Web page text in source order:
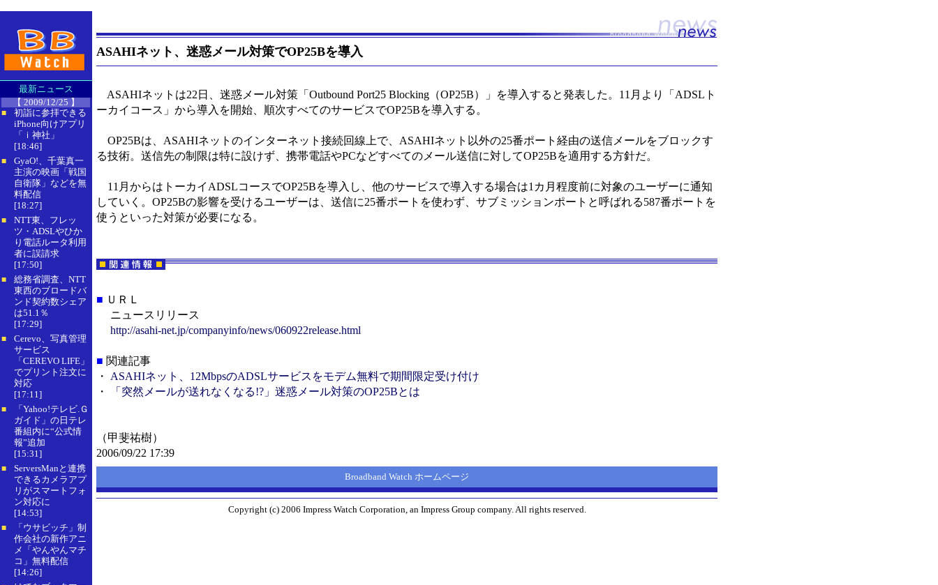
最新ニュース
【 2009/12/25 】
■
初詣に参拝できる
iPhone向けアプリ
「ｉ神社」
[18:46]
■
GyaO!、千葉真一
主演の映画「戦国
自衛隊」などを無
料配信
[18:27]
■
NTT東、フレッ
ツ・ADSLやひか
り電話ルータ利用
者に誤請求
[17:50]
■
総務省調査、NTT
東西のブロードバ
ンド契約数シェア
は51.1％
[17:29]
■
Cerevo、写真管理
サービス
「CEREVO LIFE」
でプリント注文に
対応
[17:11]
■
「Yahoo!テレビ.Ｇ
ガイド」の日テレ
番組内に“公式情
報”追加
[15:31]
■
ServersManと連携
できるカメラアプ
リがスマートフォ
ン対応に
[14:53]
■
「ウサビッチ」制
作会社の新作アニ
メ「やんやんマチ
コ」無料配信
[14:26]
ASAHIネット、迷惑メール対策でOP25Bを導入
ASAHIネットは22日、迷惑メール対策「Outbound Port25 Blocking（OP25B）」を導入すると発表した。11月より「ADSLト
ーカイコース」から導入を開始、順次すべてのサービスでOP25Bを導入する。
OP25Bは、ASAHIネットのインターネット接続回線上で、ASAHIネット以外の25番ポート経由の送信メールをブロックす
る技術。送信先の制限は特に設けず、携帯電話やPCなどすべてのメール送信に対してOP25Bを適用する方針だ。
11月からはトーカイADSLコースでOP25Bを導入し、他のサービスで導入する場合は1カ月程度前に対象のユーザーに通知
していく。OP25Bの影響を受けるユーザーは、送信に25番ポートを使わず、サブミッションポートと呼ばれる587番ポートを
使うといった対策が必要になる。
■ ＵＲＬ
ニュースリリース
http://asahi-net.jp/companyinfo/news/060922release.html
■ 関連記事
・ ASAHIネット、12MbpsのADSLサービスをモデム無料で期間限定受け付け
・
「突然メールが送れなくなる!?」迷惑メール対策のOP25Bとは
（甲斐祐樹）
2006/09/22 17:39
Broadband Watch ホームページ
Copyright (c) 2006 Impress Watch Corporation, an Impress Group company. All rights reserved.